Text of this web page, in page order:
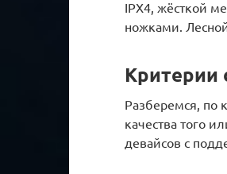
IPX4, жёсткой
ножками.
Критерии
Разберемся, по
качества того
девайсов с